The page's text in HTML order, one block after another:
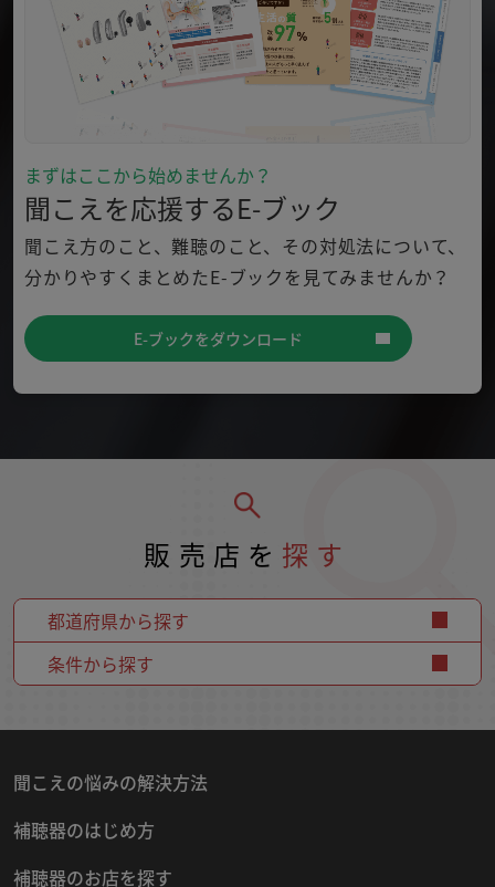
まずはここから始めませんか？
聞こえを応援するE-ブック
聞こえ方のこと、難聴のこと、その対処法について、
分かりやすくまとめたE-ブックを見てみませんか？
E-ブックをダウンロード
販売店を 探す
都道府県から探す
条件から探す
聞こえの悩みの解決方法
補聴器のはじめ方
補聴器のお店を探す